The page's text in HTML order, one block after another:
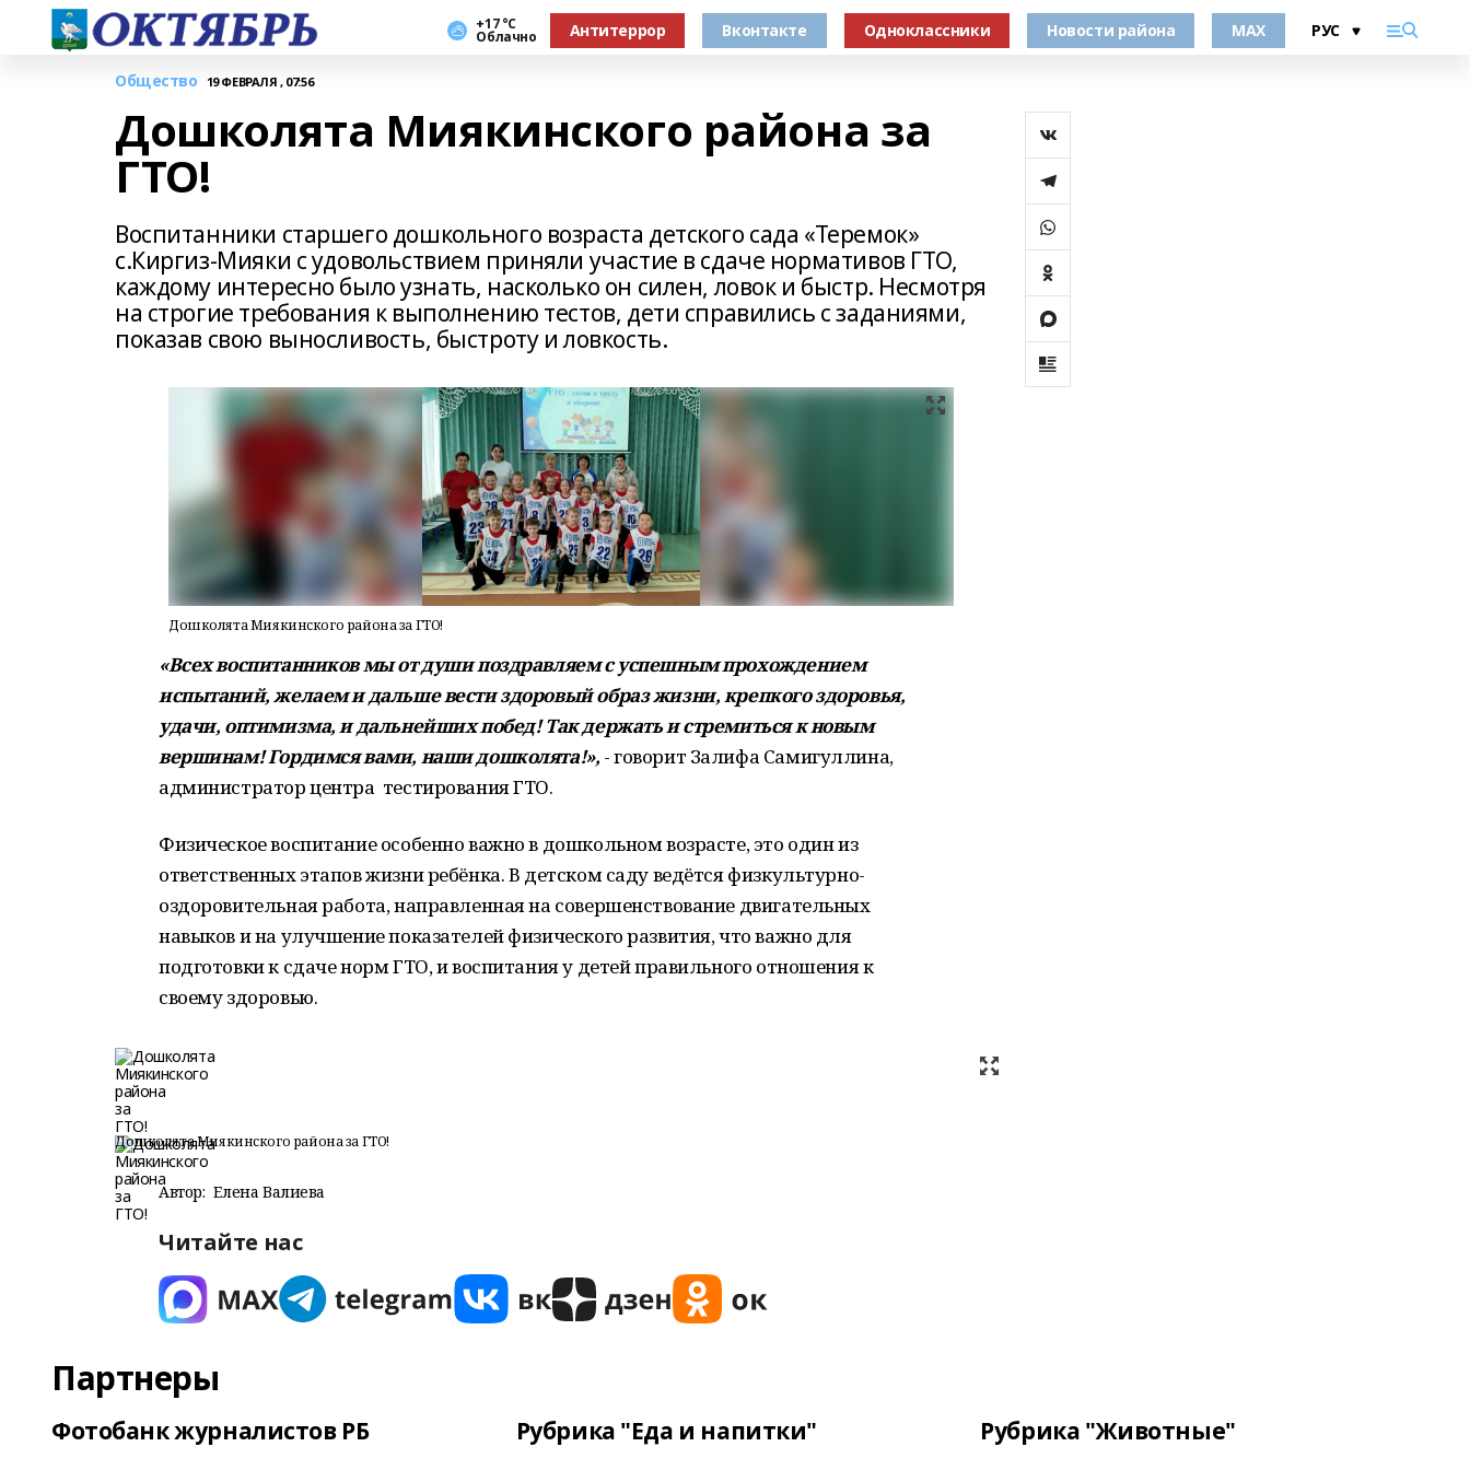
+17 °С
Облачно Антитеррор Вконтакте Одноклассники Новости района MAX
Общество 19 ФЕВРАЛЯ , 07:56
Дошколята Миякинского района за
ГТО!
Воспитанники старшего дошкольного возраста детского сада «Теремок»
с.Киргиз-Мияки с удовольствием приняли участие в сдаче нормативов ГТО,
каждому интересно было узнать, насколько он силен, ловок и быстр. Несмотря
на строгие требования к выполнению тестов, дети справились с заданиями,
показав свою выносливость, быстроту и ловкость.
Дошколята Миякинского района за ГТО!
«Всех воспитанников мы от души поздравляем с успешным прохождением
испытаний, желаем и дальше вести здоровый образ жизни, крепкого здоровья,
удачи, оптимизма, и дальнейших побед! Так держать и стремиться к новым
вершинам! Гордимся вами, наши дошколята!», - говорит Залифа Самигуллина,
администратор центра тестирования ГТО.
Физическое воспитание особенно важно в дошкольном возрасте, это один из
ответственных этапов жизни ребёнка. В детском саду ведётся физкультурно-
оздоровительная работа, направленная на совершенствование двигательных
навыков и на улучшение показателей физического развития, что важно для
подготовки к сдаче норм ГТО, и воспитания у детей правильного отношения к
своему здоровью.
Дошколята Миякинского района за ГТО!
Автор: Елена Валиева
Читайте нас
Партнеры
Фотобанк журналистов РБ Рубрика "Еда и напитки" Рубрика "Животные"